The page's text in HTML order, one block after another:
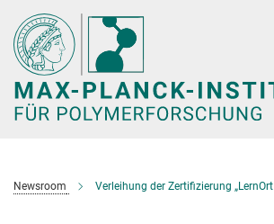
Hauptinhalt
Newsroom Verleihung der Zertifizierung „LernOrt Nachhaltigkeit Rheinland-Pfalz“des Kunststoff Bildungspfads am Max-